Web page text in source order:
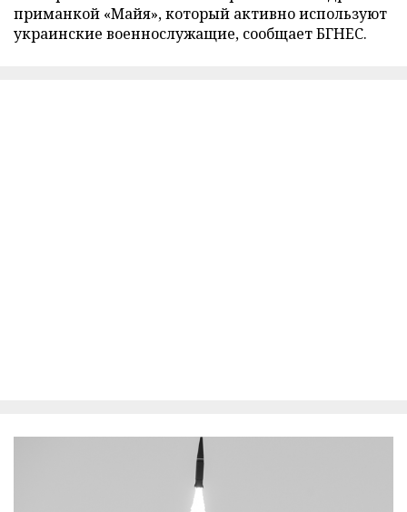
приманкой «Майя», который активно используют
украинские военнослужащие, сообщает БГНЕС.